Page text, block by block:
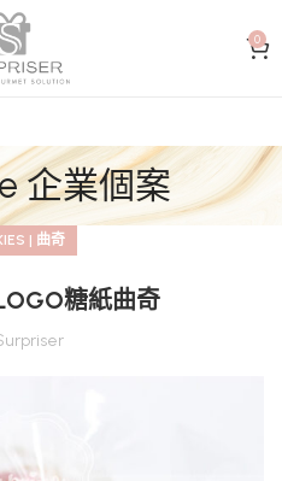
0
企業個案
| 曲奇
糖紙曲奇